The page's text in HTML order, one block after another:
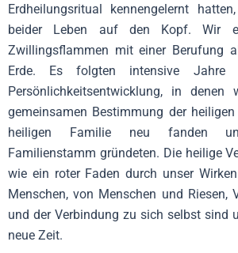
Erdheilungsritual kennengelernt
beider Leben auf den Kopf. Wir
Zwillingsflammen mit einer Berufung
Erde. Es folgten intensive Jahre
Persönlichkeitsentwicklung, in
gemeinsamen Bestimmung der
heiligen Familie neu fanden
Familienstamm gründeten. Die heilige
wie ein roter Faden durch unser
Menschen, von Menschen und Riesen,
und der Verbindung zu sich selbst sind
neue Zeit.